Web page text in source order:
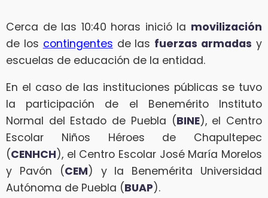
Cerca de las 10:40 horas inició la movilización
de los contingentes de las fuerzas armadas y
escuelas de educación de la entidad.
En el caso de las instituciones públicas se tuvo
la participación de el Benemérito Instituto
Normal del Estado de Puebla (BINE), el Centro
Escolar Niños Héroes de Chapultepec
(CENHCH), el Centro Escolar José María Morelos
y Pavón (CEM) y la Benemérita Universidad
Autónoma de Puebla (BUAP).